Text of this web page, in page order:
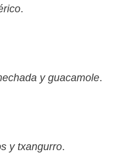
.
y guacamole.
y txangurro.